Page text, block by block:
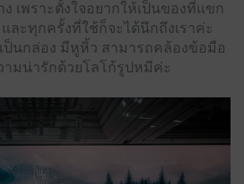
เพราะตั้งใจอยากให้เป็นของที่แขก
ละทุกครั้งที่ใช้ก็จะได้นึกถึงเราค่ะ
ป็นกล่อง มีหูหิ้ว สามารถคล้องข้อมือ
ามน่ารักด้วยโลโก้รูปหมีค่ะ